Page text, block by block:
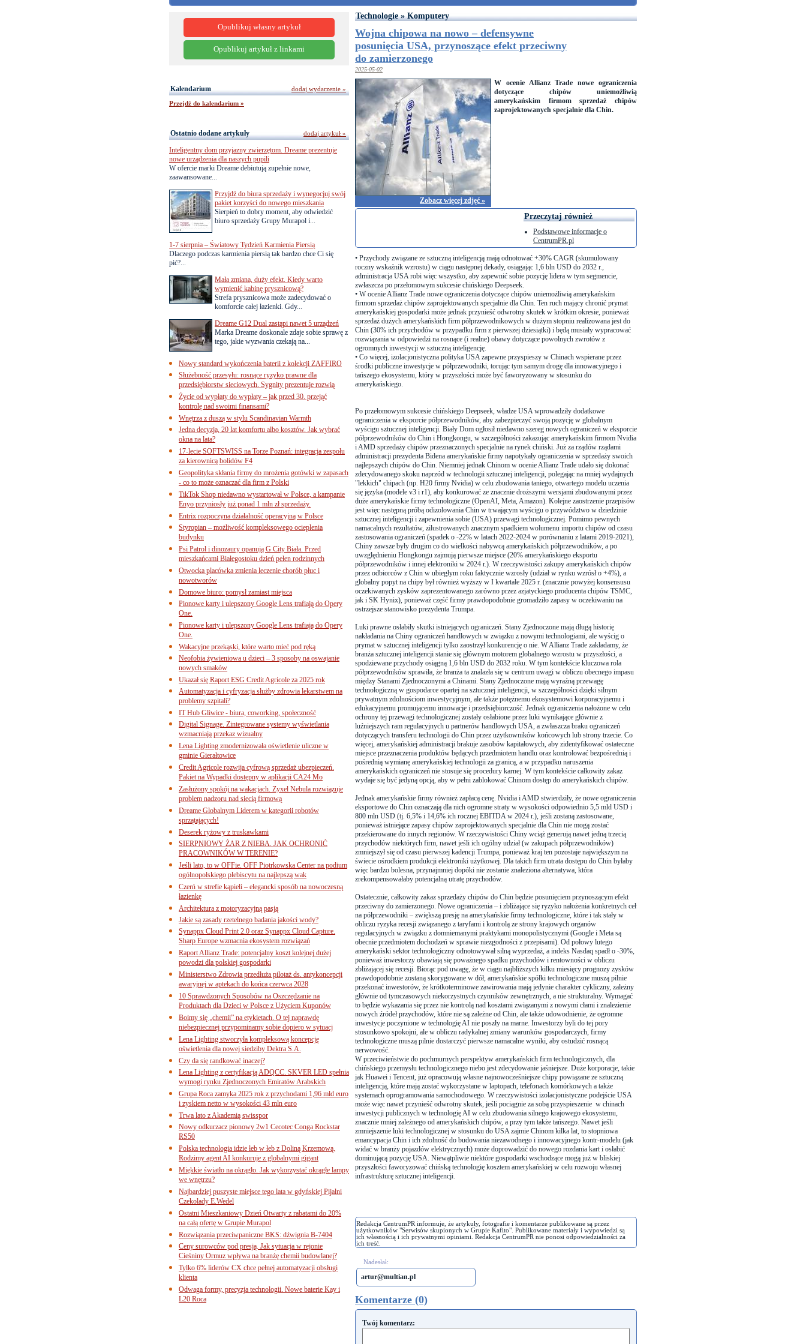
Technologie » Komputery
Wojna chipowa na nowo – defensywne
posunięcia USA, przynoszące efekt przeciwny
do zamierzonego
2025-05-02
Zobacz więcej zdjęć »
W ocenie Allianz Trade nowe ograniczenia
dotyczące chipów uniemożliwią
amerykańskim firmom sprzedaż chipów
zaprojektowanych specjalnie dla Chin.
Przeczytaj również
Podstawowe informacje o
CentrumPR.pl
• Przychody związane ze sztuczną inteligencją mają odnotować +30% CAGR (skumulowany
roczny wskaźnik wzrostu) w ciągu następnej dekady, osiągając 1,6 bln USD do 2032 r.,
administracja USA robi więc wszystko, aby zapewnić sobie pozycję lidera w tym segmencie,
zwłaszcza po przełomowym sukcesie chińskiego Deepseek.
• W ocenie Allianz Trade nowe ograniczenia dotyczące chipów uniemożliwią amerykańskim
firmom sprzedaż chipów zaprojektowanych specjalnie dla Chin. Ten ruch mający chronić prymat
amerykańskiej gospodarki może jednak przynieść odwrotny skutek w krótkim okresie, ponieważ
sprzedaż dużych amerykańskich firm półprzewodnikowych w dużym stopniu realizowana jest do
Chin (30% ich przychodów w przypadku firm z pierwszej dziesiątki) i będą musiały wypracować
rozwiązania w odpowiedzi na rosnące (i realne) obawy dotyczące powolnych zwrotów z
ogromnych inwestycji w sztuczną inteligencję.
• Co więcej, izolacjonistyczna polityka USA zapewne przyspieszy w Chinach wspierane przez
środki publiczne inwestycje w półprzewodniki, torując tym samym drogę dla innowacyjnego i
tańszego ekosystemu, który w przyszłości może być faworyzowany w stosunku do
amerykańskiego.
Po przełomowym sukcesie chińskiego Deepseek, władze USA wprowadziły dodatkowe
ograniczenia w eksporcie półprzewodników, aby zabezpieczyć swoją pozycję w globalnym
wyścigu sztucznej inteligencji. Biały Dom ogłosił niedawno szereg nowych ograniczeń w eksporcie
półprzewodników do Chin i Hongkongu, w szczególności zakazując amerykańskim firmom Nvidia
i AMD sprzedaży chipów przeznaczonych specjalnie na rynek chiński. Już za rządów rządami
administracji prezydenta Bidena amerykańskie firmy napotykały ograniczenia w sprzedaży swoich
najlepszych chipów do Chin. Niemniej jednak Chinom w ocenie Allianz Trade udało się dokonać
zdecydowanego skoku naprzód w technologii sztucznej inteligencji, polegając na mniej wydajnych
"lekkich" chipach (np. H20 firmy Nvidia) w celu zbudowania taniego, otwartego modelu uczenia
się języka (modele v3 i r1), aby konkurować ze znacznie droższymi wersjami zbudowanymi przez
duże amerykańskie firmy technologiczne (OpenAI, Meta, Amazon). Kolejne zaostrzenie przepisów
jest więc następną próbą odizolowania Chin w trwającym wyścigu o przywództwo w dziedzinie
sztucznej inteligencji i zapewnienia sobie (USA) przewagi technologicznej. Pomimo pewnych
namacalnych rezultatów, zilustrowanych znacznym spadkiem wolumenu importu chipów od czasu
zastosowania ograniczeń (spadek o -22% w latach 2022-2024 w porównaniu z latami 2019-2021),
Chiny zawsze były drugim co do wielkości nabywcą amerykańskich półprzewodników, a po
uwzględnieniu Hongkongu zajmują pierwsze miejsce (20% amerykańskiego eksportu
półprzewodników i innej elektroniki w 2024 r.). W rzeczywistości zakupy amerykańskich chipów
przez odbiorców z Chin w ubiegłym roku faktycznie wzrosły (udział w rynku wzrósł o +4%), a
globalny popyt na chipy był również wyższy w I kwartale 2025 r. (znacznie powyżej konsensusu
oczekiwanych zysków zaprezentowanego zarówno przez azjatyckiego producenta chipów TSMC,
jak i SK Hynix), ponieważ część firmy prawdopodobnie gromadziło zapasy w oczekiwaniu na
ostrzejsze stanowisko prezydenta Trumpa.
Luki prawne osłabiły skutki istniejących ograniczeń. Stany Zjednoczone mają długą historię
nakładania na Chiny ograniczeń handlowych w związku z nowymi technologiami, ale wyścig o
prymat w sztucznej inteligencji tylko zaostrzył konkurencję o nie. W Allianz Trade zakładamy, że
branża sztucznej inteligencji stanie się głównym motorem globalnego wzrostu w przyszłości, a
spodziewane przychody osiągną 1,6 bln USD do 2032 roku. W tym kontekście kluczowa rola
półprzewodników sprawiła, że branża ta znalazła się w centrum uwagi w obliczu obecnego impasu
między Stanami Zjednoczonymi a Chinami. Stany Zjednoczone mają wyraźną przewagę
technologiczną w gospodarce opartej na sztucznej inteligencji, w szczególności dzięki silnym
prywatnym zdolnościom inwestycyjnym, ale także potężnemu ekosystemowi korporacyjnemu i
edukacyjnemu promującemu innowacje i przedsiębiorczość. Jednak ograniczenia nałożone w celu
ochrony tej przewagi technologicznej zostały osłabione przez luki wynikające głównie z
luźniejszych ram regulacyjnych u partnerów handlowych USA, a zwłaszcza braku ograniczeń
dotyczących transferu technologii do Chin przez użytkowników końcowych lub strony trzecie. Co
więcej, amerykańskiej administracji brakuje zasobów kapitałowych, aby zidentyfikować ostateczne
miejsce przeznaczenia produktów będących przedmiotem handlu oraz kontrolować bezpośrednią i
pośrednią wymianę amerykańskiej technologii za granicą, a w przypadku naruszenia
amerykańskich ograniczeń nie stosuje się procedury karnej. W tym kontekście całkowity zakaz
wydaje się być jedyną opcją, aby w pełni zablokować Chinom dostęp do amerykańskich chipów.
Jednak amerykańskie firmy również zapłacą cenę. Nvidia i AMD stwierdziły, że nowe ograniczenia
eksportowe do Chin oznaczają dla nich ogromne straty w wysokości odpowiednio 5,5 mld USD i
800 mln USD (tj. 6,5% i 14,6% ich rocznej EBITDA w 2024 r.), jeśli zostaną zastosowane,
ponieważ istniejące zapasy chipów zaprojektowanych specjalnie dla Chin nie mogą zostać
przekierowane do innych regionów. W rzeczywistości Chiny wciąż generują nawet jedną trzecią
przychodów niektórych firm, nawet jeśli ich ogólny udział (w zakupach półprzewodników)
zmniejszył się od czasu pierwszej kadencji Trumpa, ponieważ kraj ten pozostaje największym na
świecie ośrodkiem produkcji elektroniki użytkowej. Dla takich firm utrata dostępu do Chin byłaby
więc bardzo bolesna, przynajmniej dopóki nie zostanie znaleziona alternatywa, która
zrekompensowałaby potencjalną utratę przychodów.
Ostatecznie, całkowity zakaz sprzedaży chipów do Chin będzie posunięciem przynoszącym efekt
przeciwny do zamierzonego. Nowe ograniczenia – i zbliżające się ryzyko nałożenia konkretnych ceł
na półprzewodniki – zwiększą presję na amerykańskie firmy technologiczne, które i tak stały w
obliczu ryzyka recesji związanego z taryfami i kontrolą ze strony krajowych organów
regulacyjnych w związku z domniemanymi praktykami monopolistycznymi (Google i Meta są
obecnie przedmiotem dochodzeń w sprawie niezgodności z przepisami). Od połowy lutego
amerykański sektor technologiczny odnotowywał silną wyprzedaż, a indeks Nasdaq spadł o -30%,
ponieważ inwestorzy obawiają się poważnego spadku przychodów i rentowności w obliczu
zbliżającej się recesji. Biorąc pod uwagę, że w ciągu najbliższych kilku miesięcy prognozy zysków
prawdopodobnie zostaną skorygowane w dół, amerykańskie spółki technologiczne muszą pilnie
przekonać inwestorów, że krótkoterminowe zawirowania mają jedynie charakter cykliczny, zależny
głównie od tymczasowych niekorzystnych czynników zewnętrznych, a nie strukturalny. Wymagać
to będzie wykazania się przez nie kontrolą nad kosztami związanymi z nowymi cłami i znalezienie
nowych źródeł przychodów, które nie są zależne od Chin, ale także udowodnienie, że ogromne
inwestycje poczynione w technologię AI nie poszły na marne. Inwestorzy byli do tej pory
stosunkowo spokojni, ale w obliczu radykalnej zmiany warunków gospodarczych, firmy
technologiczne muszą pilnie dostarczyć pierwsze namacalne wyniki, aby ostudzić rosnącą
nerwowość.
W przeciwieństwie do pochmurnych perspektyw amerykańskich firm technologicznych, dla
chińskiego przemysłu technologicznego niebo jest zdecydowanie jaśniejsze. Duże korporacje, takie
jak Huawei i Tencent, już opracowują własne najnowocześniejsze chipy powiązane ze sztuczną
inteligencją, które mają zostać wykorzystane w laptopach, telefonach komórkowych a także
systemach oprogramowania samochodowego. W rzeczywistości izolacjonistyczne podejście USA
może więc nawet przynieść odwrotny skutek, jeśli pociągnie za sobą przyspieszenie w chinach
inwestycji publicznych w technologię AI w celu zbudowania silnego krajowego ekosystemu,
znacznie mniej zależnego od amerykańskich chipów, a przy tym także tańszego. Nawet jeśli
zmniejszenie luki technologicznej w stosunku do USA zajmie Chinom kilka lat, to stopniowa
emancypacja Chin i ich zdolność do budowania niezawodnego i innowacyjnego kontr-modelu (jak
widać w branży pojazdów elektrycznych) może doprowadzić do nowego rozdania kart i osłabić
dominującą pozycję USA. Niewątpliwie niektóre gospodarki wschodzące mogą już w bliskiej
przyszłości faworyzować chińską technologię kosztem amerykańskiej w celu rozwoju własnej
infrastrukturę sztucznej inteligencji.
Redakcja CentrumPR informuje, że artykuły, fotografie i komentarze publikowane są przez
użytkowników "Serwisów skupionych w Grupie Kafito". Publikowane materiały i wypowiedzi są
ich własnością i ich prywatnymi opiniami. Redakcja CentrumPR nie ponosi odpowiedzialności za
ich treść.
Nadesłał:
artur@multian.pl
Komentarze (0)
Twój komentarz:
Opublikuj własny artykuł
Opublikuj artykuł z linkami
Kalendarium
Przejdź do kalendarium »
dodaj wydarzenie »
Ostatnio dodane artykuły
Inteligentny dom przyjazny zwierzętom. Dreame prezentuje
nowe urządzenia dla naszych pupili
W ofercie marki Dreame debiutują zupełnie nowe,
zaawansowane...
Przyjdź do biura sprzedaży i wynegocjuj swój
pakiet korzyści do nowego mieszkania
Sierpień to dobry moment, aby odwiedzić
biuro sprzedaży Grupy Murapol i...
1-7 sierpnia – Światowy Tydzień Karmienia Piersią
Dlaczego podczas karmienia piersią tak bardzo chce Ci się
pić?...
Mała zmiana, duży efekt. Kiedy warto
wymienić kabinę prysznicową?
Strefa prysznicowa może zadecydować o
komforcie całej łazienki. Gdy...
Dreame G12 Dual zastąpi nawet 5 urządzeń
Marka Dreame doskonale zdaje sobie sprawę z
tego, jakie wyzwania czekają na...
Nowy standard wykończenia baterii z kolekcji ZAFFIRO
Służebność przesyłu: rosnące ryzyko prawne dla
przedsiębiorstw sieciowych. Sygnity prezentuje rozwią
Życie od wypłaty do wypłaty – jak przed 30. przejąć
kontrolę nad swoimi finansami?
Wnętrza z duszą w stylu Scandinavian Warmth
Jedna decyzja, 20 lat komfortu albo kosztów. Jak wybrać
okna na lata?
17-lecie SOFTSWISS na Torze Poznań: integracja zespołu
za kierownicą bolidów F4
Geopolityka skłania firmy do mrożenia gotówki w zapasach
- co to może oznaczać dla firm z Polski
TikTok Shop niedawno wystartował w Polsce, a kampanie
Enyo przyniosły już ponad 1 mln zł sprzedaży.
Entrix rozpoczyna działalność operacyjną w Polsce
Styropian – możliwość kompleksowego ocieplenia
budynku
Psi Patrol i dinozaury opanują G City Biała. Przed
mieszkańcami Białegostoku dzień pełen rodzinnych
Otwocka placówka zmienia leczenie chorób płuc i
nowotworów
Domowe biuro: pomysł zamiast miejsca
Pionowe karty i ulepszony Google Lens trafiają do Opery
One.
Pionowe karty i ulepszony Google Lens trafiają do Opery
One.
Wakacyjne przekąski, które warto mieć pod ręką
Neofobia żywieniowa u dzieci – 3 sposoby na oswajanie
nowych smaków
Ukazał się Raport ESG Credit Agricole za 2025 rok
Automatyzacja i cyfryzacja służby zdrowia lekarstwem na
problemy szpitali?
IT Hub Gliwice - biura, coworking, społeczność
Digital Signage. Zintegrowane systemy wyświetlania
wzmacniają przekaz wizualny
Lena Lighting zmodernizowała oświetlenie uliczne w
gminie Gierałtowice
Credit Agricole rozwija cyfrową sprzedaż ubezpieczeń.
Pakiet na Wypadki dostępny w aplikacji CA24 Mo
Zasłużony spokój na wakacjach. Zyxel Nebula rozwiązuje
problem nadzoru nad siecią firmową
Dreame Globalnym Liderem w kategorii robotów
sprzątających!
Deserek ryżowy z truskawkami
SIERPNIOWY ŻAR Z NIEBA. JAK OCHRONIĆ
PRACOWNIKÓW W TERENIE?
Jeśli lato, to w OFFie. OFF Piotrkowska Center na podium
ogólnopolskiego plebiscytu na najlepszą wak
Czerń w strefie kąpieli – elegancki sposób na nowoczesną
łazienkę
Architektura z motoryzacyjną pasją
Jakie są zasady rzetelnego badania jakości wody?
Synappx Cloud Print 2.0 oraz Synappx Cloud Capture.
Sharp Europe wzmacnia ekosystem rozwiązań
Raport Allianz Trade: potencjalny koszt kolejnej dużej
powodzi dla polskiej gospodarki
Ministerstwo Zdrowia przedłuża pilotaż ds. antykoncepcji
awaryjnej w aptekach do końca czerwca 2028
10 Sprawdzonych Sposobów na Oszczędzanie na
Produktach dla Dzieci w Polsce z Użyciem Kuponów
Boimy się „chemii” na etykietach. O tej naprawdę
niebezpiecznej przypominamy sobie dopiero w sytuacj
Lena Lighting stworzyła kompleksową koncepcję
oświetlenia dla nowej siedziby Dektra S.A.
Czy da się randkować inaczej?
Lena Lighting z certyfikacją ADQCC. SKVER LED spełnia
wymogi rynku Zjednoczonych Emiratów Arabskich
Grupa Roca zamyka 2025 rok z przychodami 1,96 mld euro
i zyskiem netto w wysokości 43 mln euro
Trwa lato z Akademią swisspor
Nowy odkurzacz pionowy 2w1 Cecotec Conga Rockstar
RS50
Polska technologia idzie łeb w łeb z Doliną Krzemową.
Rodzimy agent AI konkuruje z globalnymi gigant
Miękkie światło na okrągło. Jak wykorzystać okrągłe lampy
we wnętrzu?
Najbardziej puszyste miejsce tego lata w gdyńskiej Pijalni
Czekolady E.Wedel
Ostatni Mieszkaniowy Dzień Otwarty z rabatami do 20%
na całą ofertę w Grupie Murapol
Rozwiązania przeciwpaniczne BKS: dźwignia B-7404
Ceny surowców pod presją. Jak sytuacja w rejonie
Cieśniny Ormuz wpływa na branżę chemii budowlanej?
Tylko 6% liderów CX chce pełnej automatyzacji obsługi
klienta
Odwaga formy, precyzja technologii. Nowe baterie Kay i
L20 Roca
dodaj artykuł »